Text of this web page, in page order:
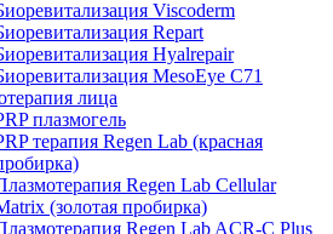
Viscoderm
Repart
Hyalrepair
MesoEye C71
лица
плазмогель
терапия Regen Lab (красная
Regen Lab Cellular
(золотая пробирка)
Regen Lab ACR-C Plus